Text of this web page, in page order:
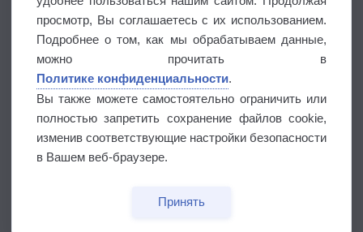
просмотр, Вы соглашаетесь с их использованием.
Подробнее о том, как мы обрабатываем данные,
можно прочитать в
Политике конфиденциальности.
Вы также можете самостоятельно ограничить или
полностью запретить сохранение файлов cookie,
изменив соответствующие настройки безопасности
в Вашем веб-браузере.
Принять